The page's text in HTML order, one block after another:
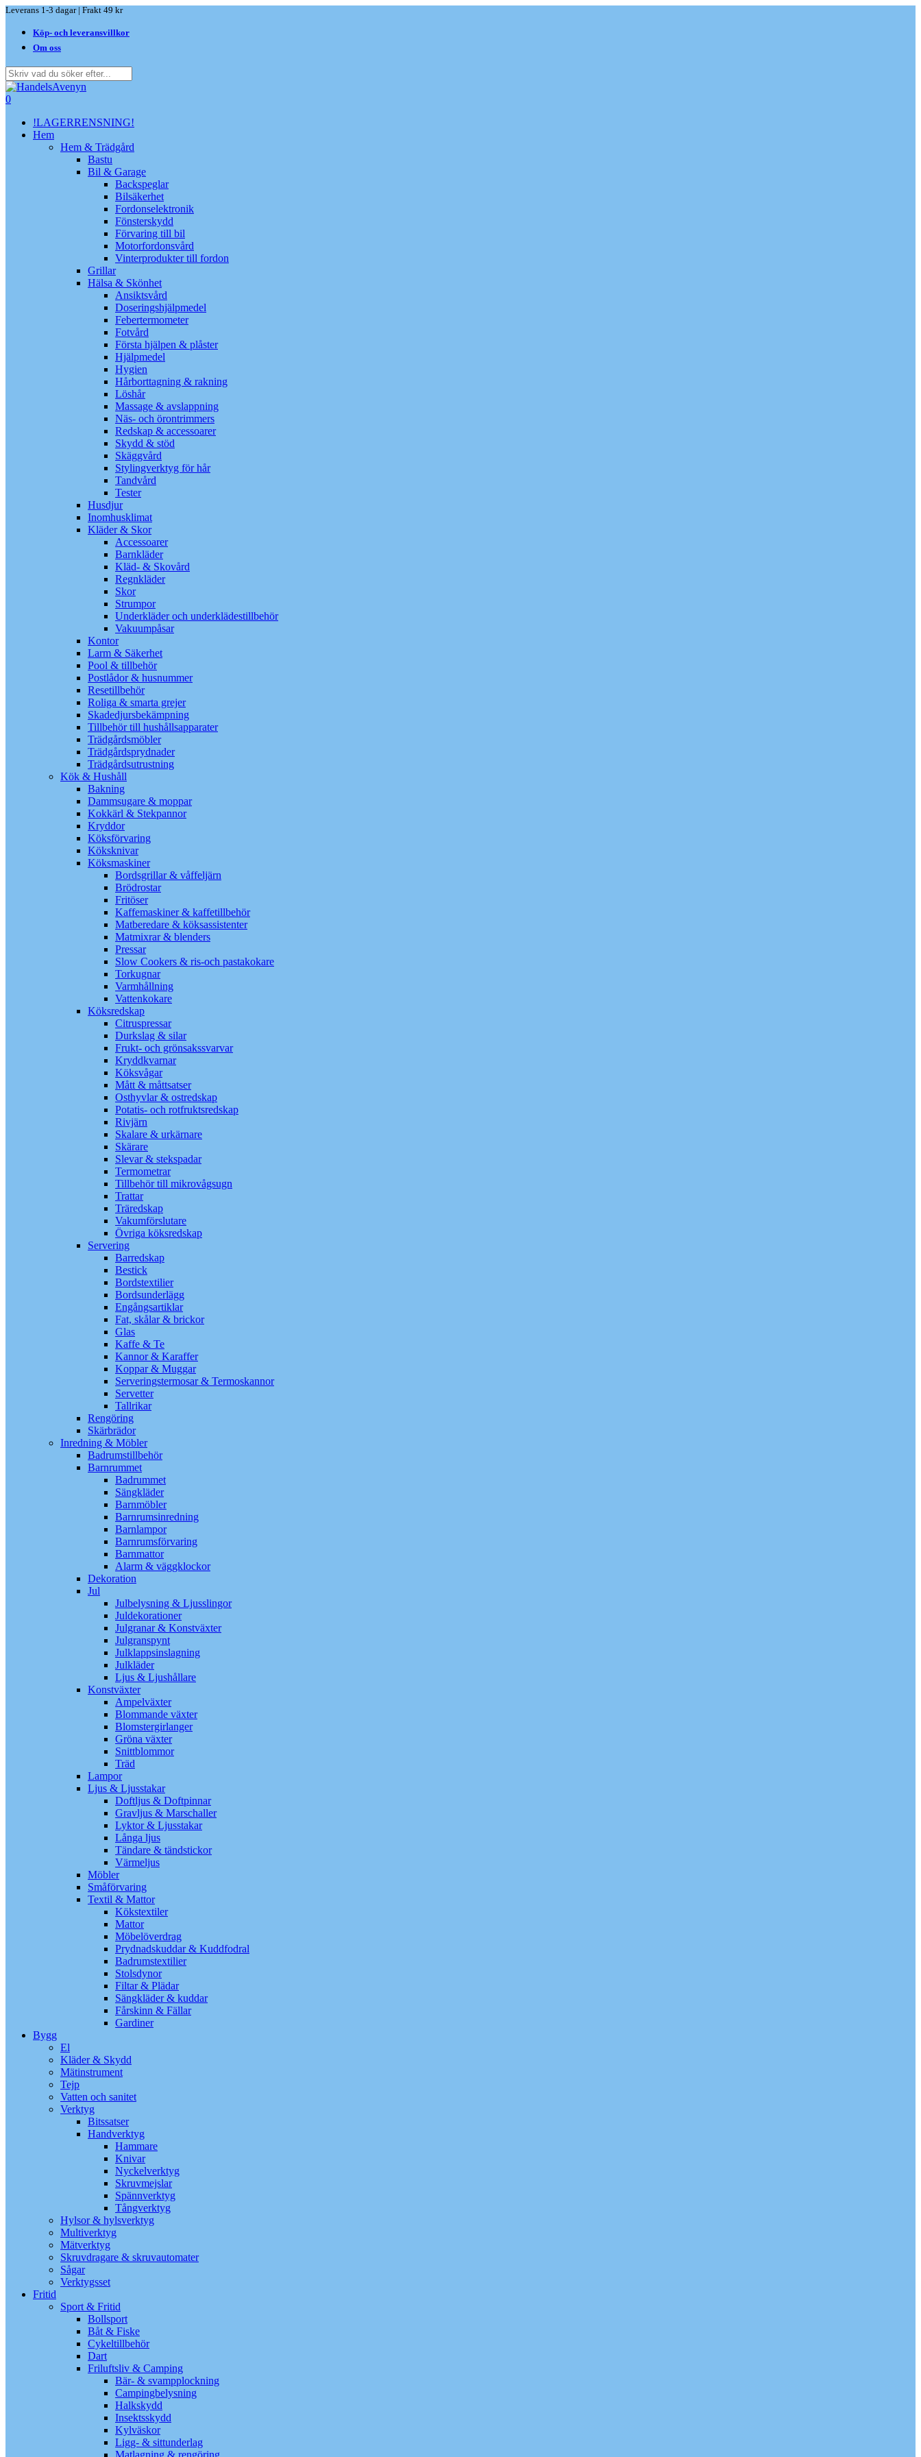
Skip
main
content
Leverans 1-3 dagar | Frakt 49 kr
Köp- och leveransvillkor
Om oss
Close
Search
search
0
!LAGERRENSNING!
Hem
Hem & Trädgård
Bastu
Bil & Garage
Backspeglar
Bilsäkerhet
Fordonselektronik
Fönsterskydd
Förvaring till bil
Motorfordonsvård
Vinterprodukter till fordon
Grillar
Hälsa & Skönhet
Ansiktsvård
Doseringshjälpmedel
Febertermometer
Fotvård
Första hjälpen & plåster
Hjälpmedel
Hygien
Hårborttagning & rakning
Löshår
Massage & avslappning
Näs- och örontrimmers
Redskap & accessoarer
Skydd & stöd
Skäggvård
Stylingverktyg för hår
Tandvård
Tester
Husdjur
Inomhusklimat
Kläder & Skor
Accessoarer
Barnkläder
Kläd- & Skovård
Regnkläder
Skor
Strumpor
Underkläder och underklädestillbehör
Vakuumpåsar
Kontor
Larm & Säkerhet
Pool & tillbehör
Postlådor & husnummer
Resetillbehör
Roliga & smarta grejer
Skadedjursbekämpning
Tillbehör till hushållsapparater
Trädgårdsmöbler
Trädgårdsprydnader
Trädgårdsutrustning
Kök & Hushåll
Bakning
Dammsugare & moppar
Kokkärl & Stekpannor
Kryddor
Köksförvaring
Köksknivar
Köksmaskiner
Bordsgrillar & våffeljärn
Brödrostar
Fritöser
Kaffemaskiner & kaffetillbehör
Matberedare & köksassistenter
Matmixrar & blenders
Pressar
Slow Cookers & ris-och pastakokare
Torkugnar
Varmhållning
Vattenkokare
Köksredskap
Citruspressar
Durkslag & silar
Frukt- och grönsakssvarvar
Kryddkvarnar
Köksvågar
Mått & måttsatser
Osthyvlar & ostredskap
Potatis- och rotfruktsredskap
Rivjärn
Skalare & urkärnare
Skärare
Slevar & stekspadar
Termometrar
Tillbehör till mikrovågsugn
Trattar
Träredskap
Vakumförslutare
Övriga köksredskap
Servering
Barredskap
Bestick
Bordstextilier
Bordsunderlägg
Engångsartiklar
Fat, skålar & brickor
Glas
Kaffe & Te
Kannor & Karaffer
Koppar & Muggar
Serveringstermosar & Termoskannor
Servetter
Tallrikar
Rengöring
Skärbrädor
Inredning & Möbler
Badrumstillbehör
Barnrummet
Badrummet
Sängkläder
Barnmöbler
Barnrumsinredning
Barnlampor
Barnrumsförvaring
Barnmattor
Alarm & väggklockor
Dekoration
Jul
Julbelysning & Ljusslingor
Juldekorationer
Julgranar & Konstväxter
Julgranspynt
Julklappsinslagning
Julkläder
Ljus & Ljushållare
Konstväxter
Ampelväxter
Blommande växter
Blomstergirlanger
Gröna växter
Snittblommor
Träd
Lampor
Ljus & Ljusstakar
Doftljus & Doftpinnar
Gravljus & Marschaller
Lyktor & Ljusstakar
Långa ljus
Tändare & tändstickor
Värmeljus
Möbler
Småförvaring
Textil & Mattor
Kökstextiler
Mattor
Möbelöverdrag
Prydnadskuddar & Kuddfodral
Badrumstextilier
Stolsdynor
Filtar & Plädar
Sängkläder & kuddar
Fårskinn & Fällar
Gardiner
Bygg
El
Kläder & Skydd
Mätinstrument
Tejp
Vatten och sanitet
Verktyg
Bitssatser
Handverktyg
Hammare
Knivar
Nyckelverktyg
Skruvmejslar
Spännverktyg
Tångverktyg
Hylsor & hylsverktyg
Multiverktyg
Mätverktyg
Skruvdragare & skruvautomater
Sågar
Verktygsset
Fritid
Sport & Fritid
Bollsport
Båt & Fiske
Cykeltillbehör
Dart
Friluftsliv & Camping
Bär- & svampplockning
Campingbelysning
Halkskydd
Insektsskydd
Kylväskor
Ligg- & sittunderlag
Matlagning & rengöring